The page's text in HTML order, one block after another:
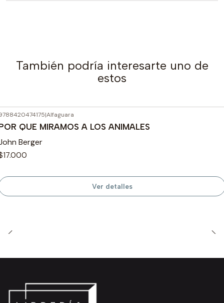
También podría interesarte uno de
estos
Agotado |Alfaguara
QUE MIRAMOS A LOS ANIMALES
Berger
Ver detalles